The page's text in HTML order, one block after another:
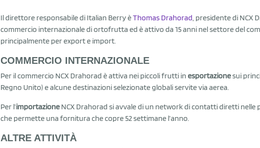
Il direttore responsabile di Italian Berry èThomas Drahorad, presidente di NCX
commercio internazionale di ortofrutta ed è attivo da 15 anni nel settore del
principalmente per export e import.
COMMERCIO INTERNAZIONALE
Per il commercio NCX Drahorad è attiva nei piccoli frutti in esportazionesui
Regno Unito) e alcune destinazioni selezionate globali servite via aerea.
Per l’importazione NCX Drahorad si avvale di un network di contatti diretti nelle
che permette una fornitura che copre 52 settimane l’anno.
ALTRE ATTIVITÀ